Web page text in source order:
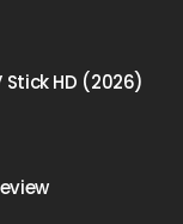
Stick HD (2026)